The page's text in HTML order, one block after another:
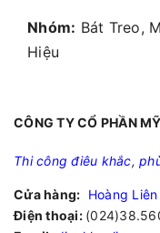
Nhóm: Bát Treo,
Hiệu
CÔNG TY CỔ PHẦN
Thi công điêu khắc,
Cửa hàng: Hoàng
Điện thoại: